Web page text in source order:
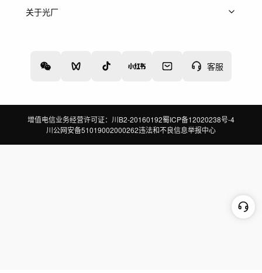
客服
上架服务
关于光厂
增值电信业务经营许可证：川B2-20160192蜀ICP备12020238号-4
川公网安备51019002000262违法和不良信息举报中心